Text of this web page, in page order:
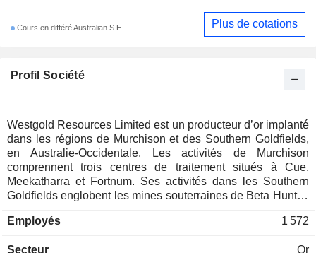
Profil Société
Westgold Resources Limited est un producteur d’or implanté
dans les régions de Murchison et des Southern Goldfields,
en Australie-Occidentale. Les activités de Murchison
comprennent trois centres de traitement situés à Cue,
Meekatharra et Fortnum. Ses activités dans les Southern
Goldfields englobent les mines souterraines de Beta Hunt et
moindre envergure, toutes desservies par l’usine de
Employés 1 572
Secteur Or
Cours en différé Australian S.E. Plus de cotations